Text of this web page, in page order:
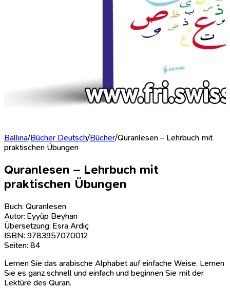
Ballina/Bücher Deutsch/Bücher/Quranlesen – Lehrbuch mit
praktischen Übungen
Quranlesen – Lehrbuch mit
praktischen Übungen
Buch: Quranlesen
Autor: Eyyüp Beyhan
Übersetzung: Esra Ardiç
ISBN: 9783957070012
Seiten: 84
Lernen Sie das arabische Alphabet auf einfache Weise. Lernen
Sie es ganz schnell und einfach und beginnen Sie mit der
Lektüre des Quran.